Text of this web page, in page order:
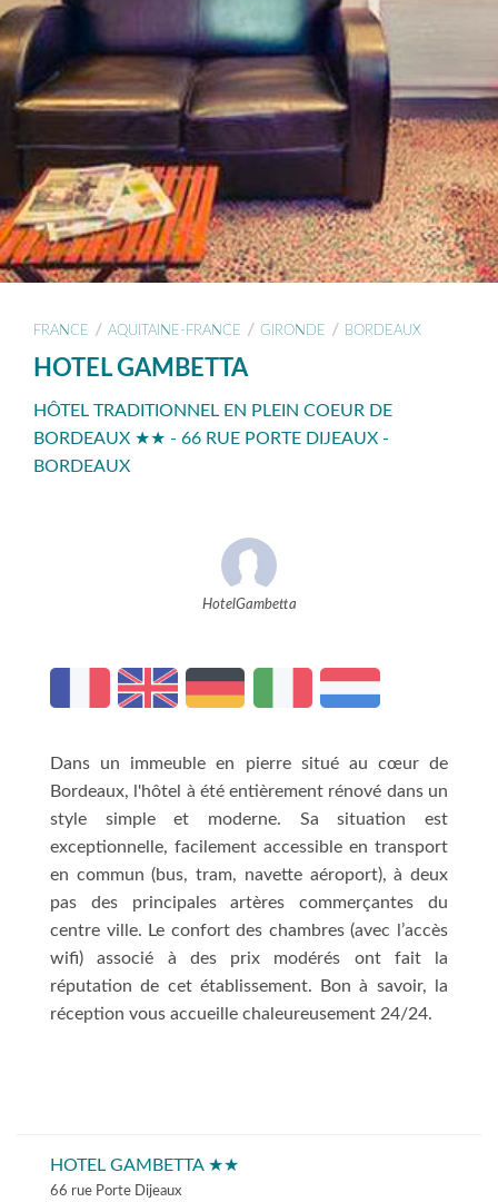
FRANCE / AQUITAINE-FRANCE / GIRONDE / BORDEAUX
HOTEL GAMBETTA
HÔTEL TRADITIONNEL EN PLEIN COEUR DE
BORDEAUX ★★ - 66 RUE PORTE DIJEAUX -
BORDEAUX
HotelGambetta
Dans un immeuble en pierre situé au cœur de
Bordeaux, l'hôtel à été entièrement rénové dans un
style simple et moderne. Sa situation est
exceptionnelle, facilement accessible en transport
en commun (bus, tram, navette aéroport), à deux
pas des principales artères commerçantes du
centre ville. Le confort des chambres (avec l’accès
wifi) associé à des prix modérés ont fait la
réputation de cet établissement. Bon à savoir, la
réception vous accueille chaleureusement 24/24.
HOTEL GAMBETTA ★★
66 rue Porte Dijeaux